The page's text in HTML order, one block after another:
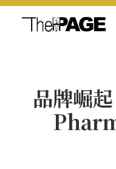
新闻内容
品牌崛